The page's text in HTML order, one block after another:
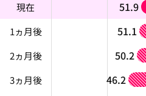
現在 51.9
1ヵ月後 51.1
2ヵ月後 50.2
3ヵ月後 46.2